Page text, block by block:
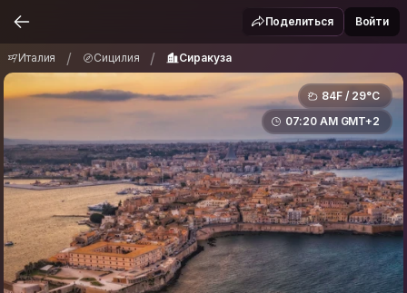
СиракузаПоделиться Войти
Италия / Сицилия / Сиракуза
84F / 29°C
07:20 AM GMT+2